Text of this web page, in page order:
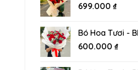
699.000 ₫
Bó Hoa Tươi -
600.000 ₫